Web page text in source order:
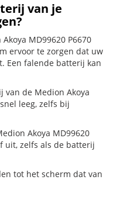
van je
MD99620 P6670
ervoor te zorgen dat uw
Een falende batterij kan
van de Medion Akoya
leeg, zelfs bij
Akoya MD99620
uit, zelfs als de batterij
tot het scherm dat van